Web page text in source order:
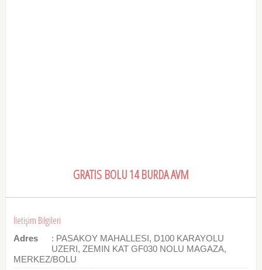
GRATIS BOLU 14 BURDA AVM
İletişim Bilgileri
Adres
: PASAKOY MAHALLESI, D100 KARAYOLU
UZERI, ZEMIN KAT GF030 NOLU MAGAZA,
MERKEZ/BOLU